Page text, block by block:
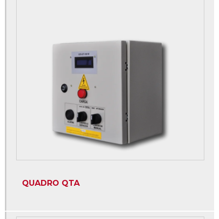
Montagem de quadros elétricos
Painéis elétricos de baixa tensão
Plano manutenção preventiva grupo gerador
Projeto para instalação de grupo gerador
Qta quadro transferência automática
Quadro de comando automático para geradores
QUADRO QTA